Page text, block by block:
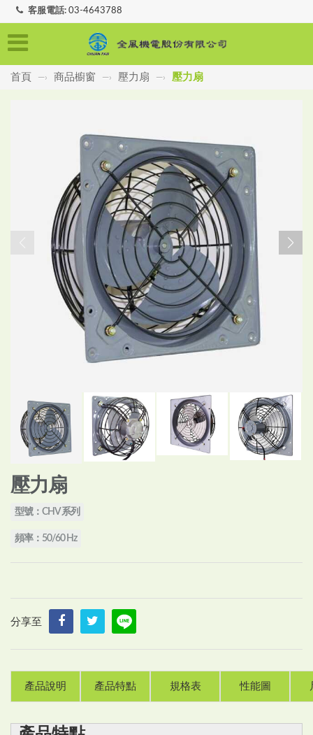
客服電話: 03-4643788
首頁 —› 商品櫥窗 —› 壓力扇 —› 壓力扇
壓力扇
型號：CHV 系列
頻率：50/60 Hz
分享至
產品說明 產品特點 規格表 性能圖